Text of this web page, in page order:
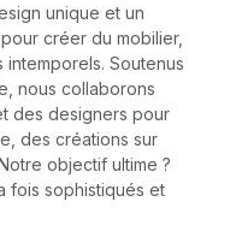
unique et un
créer du mobilier,
Soutenus
nous collaborons
des designers pour
des créations sur
objectif ultime ?
fois sophistiqués et